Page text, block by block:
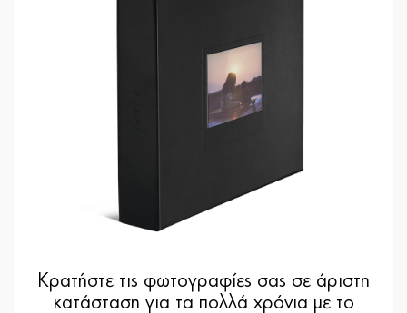
Κρατήστε τις φωτογραφίες σας σε άριστη
κατάσταση για τα πολλά χρόνια με το